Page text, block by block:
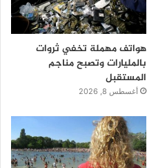
هواتف مهملة تخفي ثروات
بالمليارات وتصبح مناجم
المستقبل
أغسطس 8, 2026